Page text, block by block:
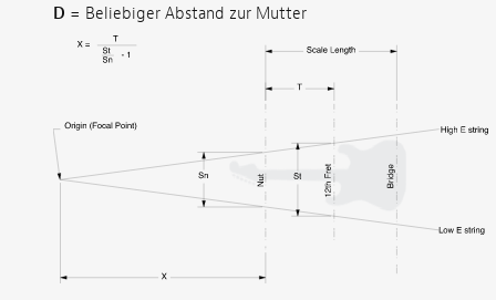
D = Beliebiger Abstand zur Mutter